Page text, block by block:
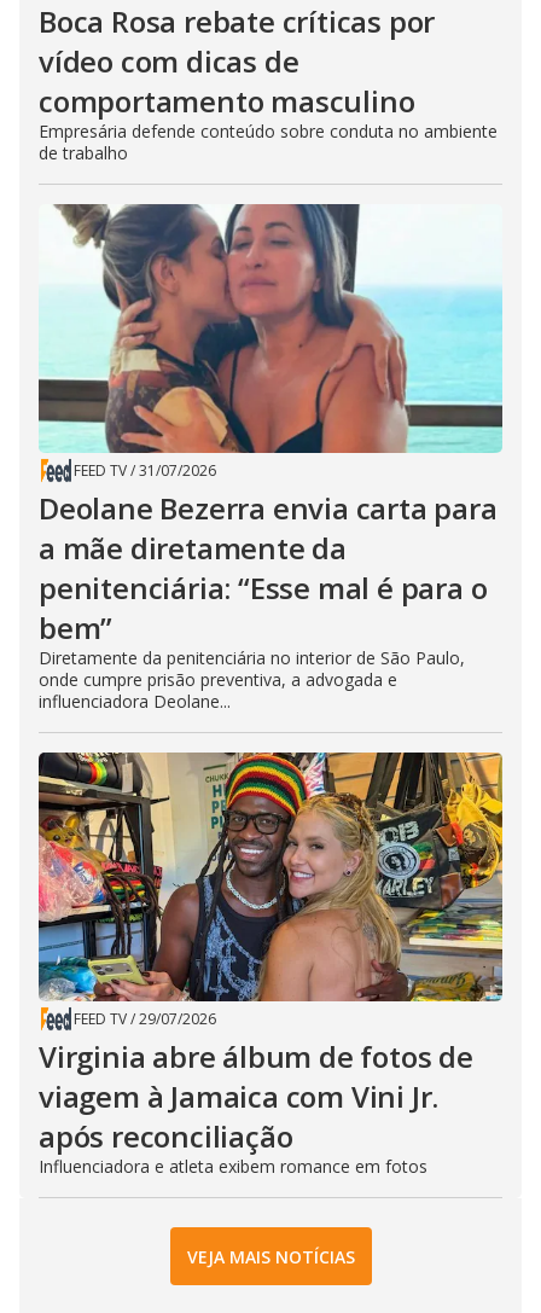
Boca Rosa rebate críticas por
vídeo com dicas de
comportamento masculino
Empresária defende conteúdo sobre conduta no ambiente
de trabalho
FEED TV/31/07/2026
Deolane Bezerra envia carta para
a mãe diretamente da
penitenciária: “Esse mal é para o
bem”
Diretamente da penitenciária no interior de São Paulo,
onde cumpre prisão preventiva, a advogada e
influenciadora Deolane...
FEED TV/29/07/2026
Virginia abre álbum de fotos de
viagem à Jamaica com Vini Jr.
após reconciliação
Influenciadora e atleta exibem romance em fotos
VEJA MAIS NOTÍCIAS